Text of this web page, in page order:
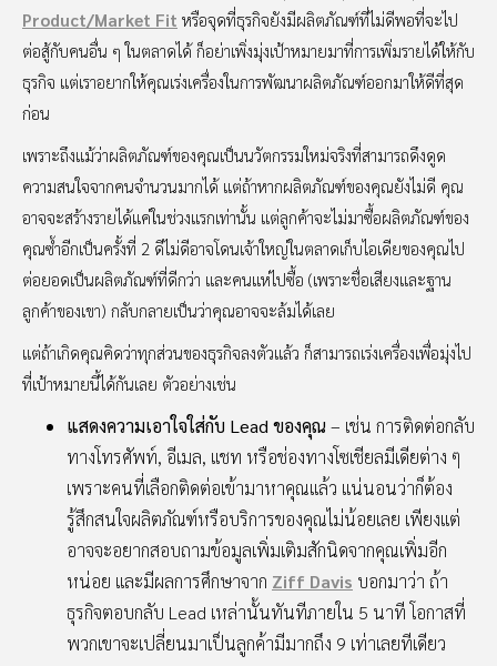
Product/Market Fit หรือจุดที่ธุรกิจยังมีผลิตภัณฑ์ที่ไม่ดีพอที่จะไป
ต่อสู้กับคนอื่น ๆ ในตลาดได้ ก็อย่าเพิ่งมุ่งเป้าหมายมาที่การเพิ่มรายได้ให้กับ
ธุรกิจ แต่เราอยากให้คุณเร่งเครื่องในการพัฒนาผลิตภัณฑ์ออกมาให้ดีที่สุด
ก่อน
เพราะถึงแม้ว่าผลิตภัณฑ์ของคุณเป็นนวัตกรรมใหม่จริงที่สามารถดึงดูด
ความสนใจจากคนจำนวนมากได้ แต่ถ้าหากผลิตภัณฑ์ของคุณยังไม่ดี คุณ
อาจจะสร้างรายได้แค่ในช่วงแรกเท่านั้น แต่ลูกค้าจะไม่มาซื้อผลิตภัณฑ์ของ
คุณซ้ำอีกเป็นครั้งที่ 2 ดีไม่ดีอาจโดนเจ้าใหญ่ในตลาดเก็บไอเดียของคุณไป
ต่อยอดเป็นผลิตภัณฑ์ที่ดีกว่า และคนแห่ไปซื้อ (เพราะชื่อเสียงและฐาน
ลูกค้าของเขา) กลับกลายเป็นว่าคุณอาจจะล้มได้เลย
แต่ถ้าเกิดคุณคิดว่าทุกส่วนของธุรกิจลงตัวแล้ว ก็สามารถเร่งเครื่องเพื่อมุ่งไป
ที่เป้าหมายนี้ได้กันเลย ตัวอย่างเช่น
แสดงความเอาใจใส่กับ Lead ของคุณ – เช่น การติดต่อกลับ
ทางโทรศัพท์, อีเมล, แชท หรือช่องทางโซเชียลมีเดียต่าง ๆ
เพราะคนที่เลือกติดต่อเข้ามาหาคุณแล้ว แน่นอนว่าก็ต้อง
รู้สึกสนใจผลิตภัณฑ์หรือบริการของคุณไม่น้อยเลย เพียงแต่
อาจจะอยากสอบถามข้อมูลเพิ่มเติมสักนิดจากคุณเพิ่มอีก
หน่อย และมีผลการศึกษาจาก Ziff Davis บอกมาว่า ถ้า
ธุรกิจตอบกลับ Lead เหล่านั้นทันทีภายใน 5 นาที โอกาสที่
พวกเขาจะเปลี่ยนมาเป็นลูกค้ามีมากถึง 9 เท่าเลยทีเดียว